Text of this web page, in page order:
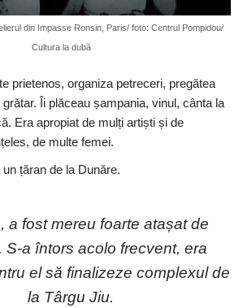
din Impasse Ronsin, Paris/ foto: Centrul Pompidou/
Cultura la dubă
prietenos, organiza petreceri, pregătea
Îi plăceau șampania, vinul, cânta la
Era apropiat de mulți artiști și de
de multe femei.
țăran de la Dunăre.
a fost mereu foarte atașat de
S-a întors acolo frecvent, era
el să finalizeze complexul de
la Târgu Jiu.